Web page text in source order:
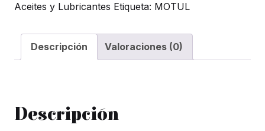
4
Aceites y Lubricantes Etiqueta: MOTUL
Descripción Valoraciones (0)
Descripción